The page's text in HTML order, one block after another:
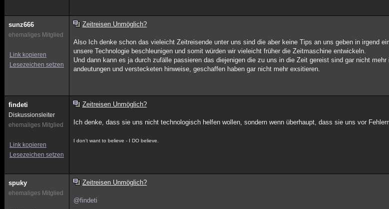
sunz666
ehemaliges Mitglied
Link kopieren
Lesezeichen setzen
Zeitreisen Unmöglich?
Also Ich denke schon das vieleicht Zeitreisende unter uns sind die aber keine Tips an uns geben in irgend
unsere Technologie beschleunigen und somit würden wir vieleicht früher die Zeitmaschine entwickeln.
Und dann kann es ja durch zufälle passieren das diejenigen die zu uns in die Zeit gereist sind gar nicht
andeutungen und verstecketen hinweise, geschaffen haben gar nicht mehr exsitieren.
findeti
Diskussionsleiter
ehemaliges Mitglied
Link kopieren
Lesezeichen setzen
Zeitreisen Unmöglich?
Ich denke, dass sie uns nicht technologisch helfen wollen, sondern wenn überhaupt, dass sie uns vor
I don't want to believe - I DO believe.
spuky
ehemaliges Mitglied
Zeitreisen Unmöglich?
@findeti